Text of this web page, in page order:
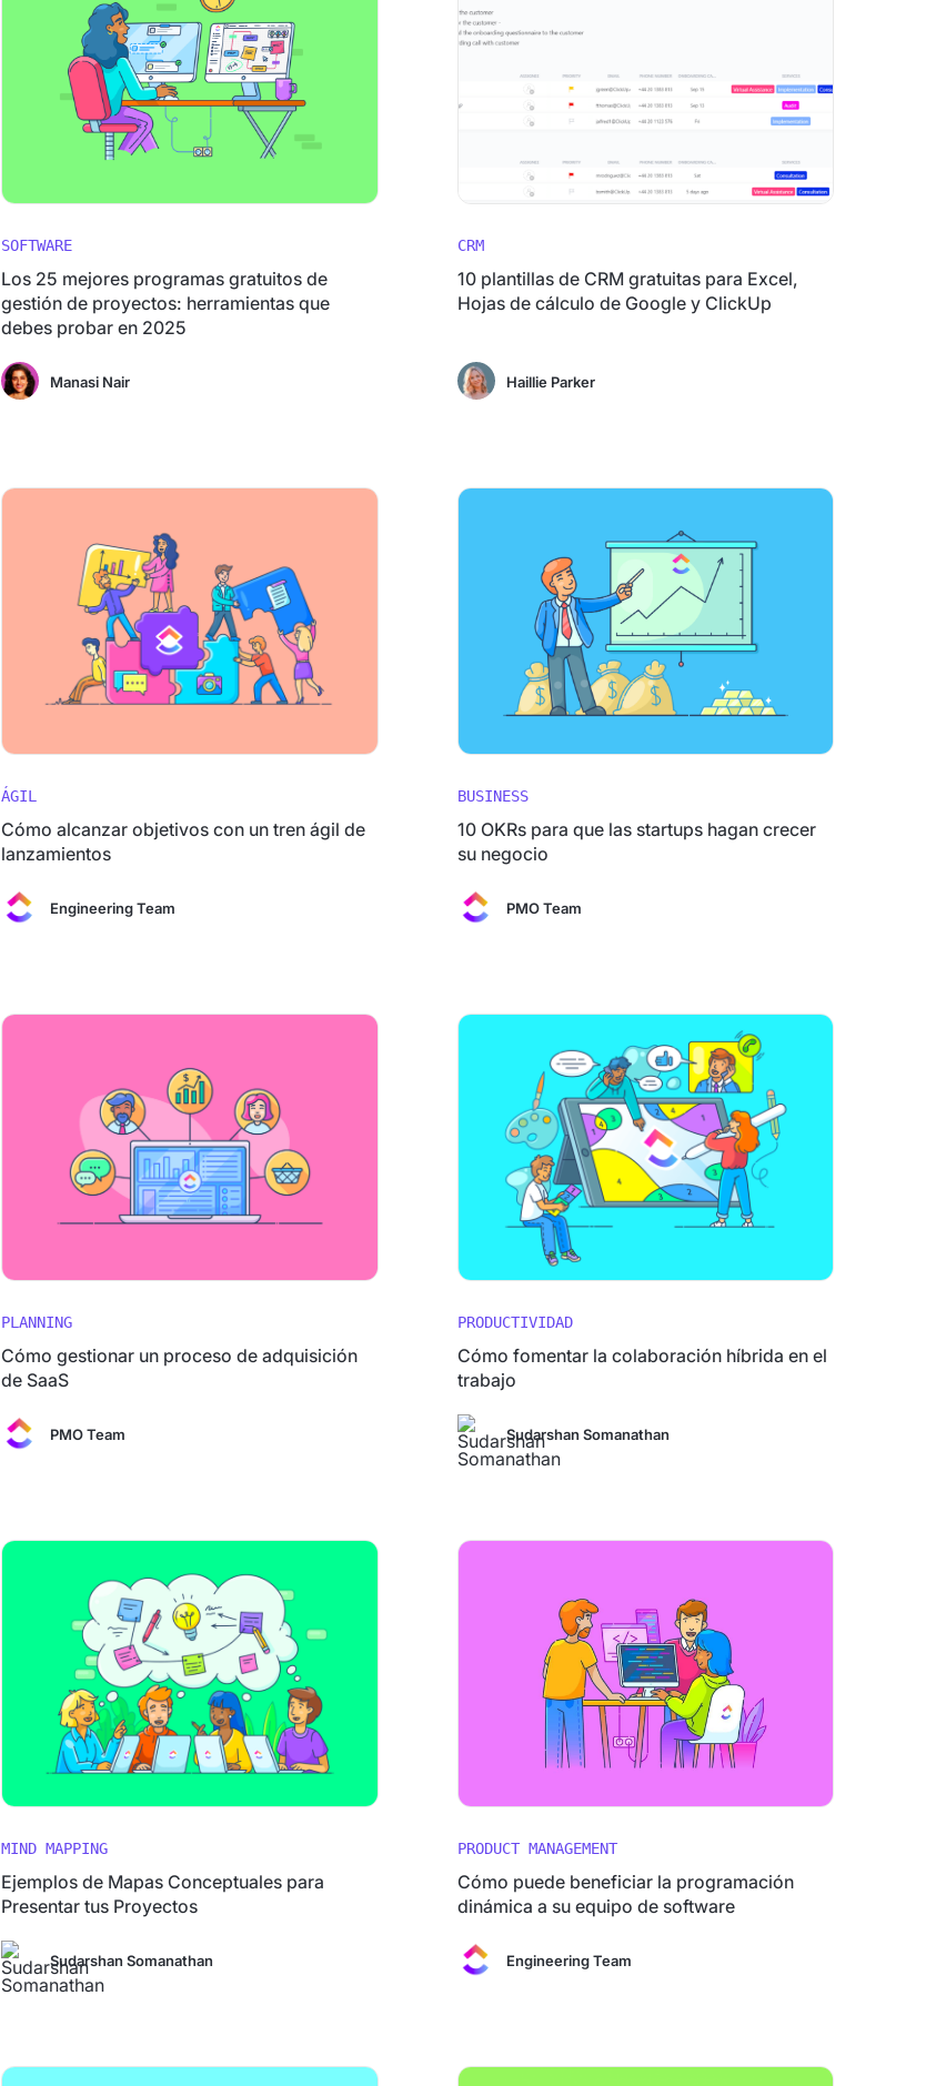
SOFTWARE
Los 25 mejores programas gratuitos de
gestión de proyectos: herramientas que
debes probar en 2025
Manasi Nair
CRM
10 plantillas de CRM gratuitas para Excel,
Hojas de cálculo de Google y ClickUp
Haillie Parker
ÁGIL
Cómo alcanzar objetivos con un tren ágil de
lanzamientos
Engineering Team
BUSINESS
10 OKRs para que las startups hagan crecer
su negocio
PMO Team
PLANNING
Cómo gestionar un proceso de adquisición
de SaaS
PMO Team
PRODUCTIVIDAD
Cómo fomentar la colaboración híbrida en el
trabajo
Sudarshan Somanathan
MIND MAPPING
Ejemplos de Mapas Conceptuales para
Presentar tus Proyectos
Sudarshan Somanathan
PRODUCT MANAGEMENT
Cómo puede beneficiar la programación
dinámica a su equipo de software
Engineering Team